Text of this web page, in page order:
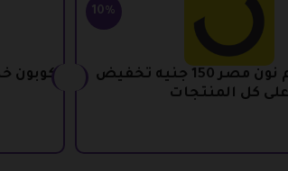
10%
كوبون خصم نون مصر 150 جنيه تخفيض
على كل المنتجات